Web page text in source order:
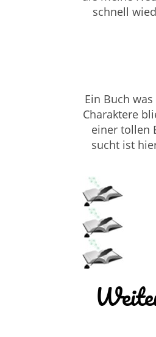
schnell
Ein Buch
Charaktere
einer tollen
sucht ist